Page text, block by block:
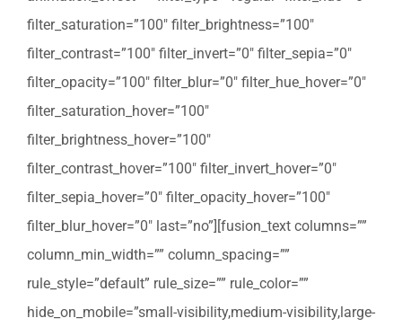
filter_saturation=”100″ filter_brightness=”100″
filter_contrast=”100″ filter_invert=”0″ filter_sepia=”0″
filter_opacity=”100″ filter_blur=”0″ filter_hue_hover=”0″
filter_saturation_hover=”100″
filter_brightness_hover=”100″
filter_contrast_hover=”100″ filter_invert_hover=”0″
filter_sepia_hover=”0″ filter_opacity_hover=”100″
filter_blur_hover=”0″ last=”no”][fusion_text columns=””
column_min_width=”” column_spacing=””
rule_style=”default” rule_size=”” rule_color=””
hide_on_mobile=”small-visibility,medium-visibility,large-